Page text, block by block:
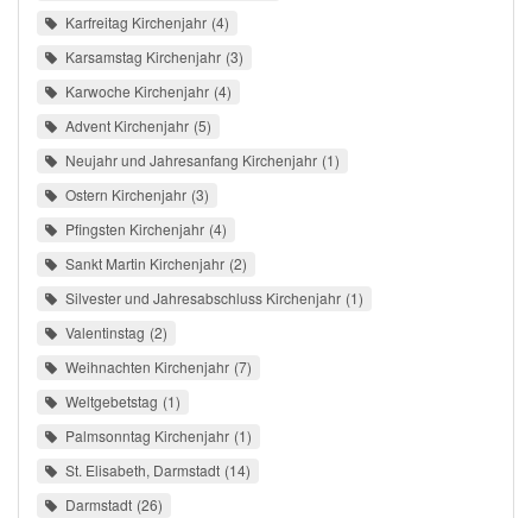
Karfreitag Kirchenjahr 4
Karsamstag Kirchenjahr 3
Karwoche Kirchenjahr 4
Advent Kirchenjahr 5
Neujahr und Jahresanfang Kirchenjahr 1
Ostern Kirchenjahr 3
Pfingsten Kirchenjahr 4
Sankt Martin Kirchenjahr 2
Silvester und Jahresabschluss Kirchenjahr 1
Valentinstag 2
Weihnachten Kirchenjahr 7
Weltgebetstag 1
Palmsonntag Kirchenjahr 1
St. Elisabeth, Darmstadt 14
Darmstadt 26